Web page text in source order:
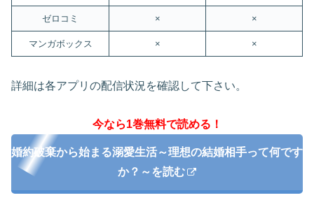
ゼロコミ × ×
マンガボックス × ×
詳細は各アプリの配信状況を確認して下さい。
今なら1巻無料で読める！
婚約破棄から始まる溺愛生活～理想の結婚相手って何です
か？～を読む